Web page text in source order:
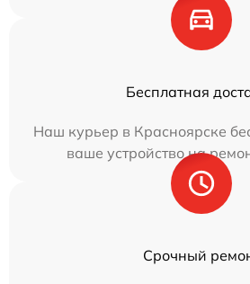
Бесплатная
Наш курьер в Красноярске
ваше устройство на
Срочный